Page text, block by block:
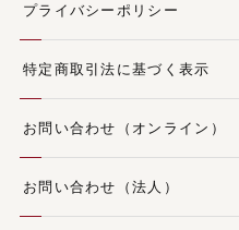
プライバシーポリシー
特定商取引法に基づく表示
お問い合わせ（オンライン）
お問い合わせ（法人）